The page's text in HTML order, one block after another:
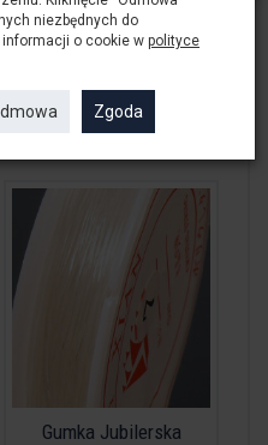
metrów.
Gumka Jubilerska
niezbędnych do
o cookie w polityce
Zgoda